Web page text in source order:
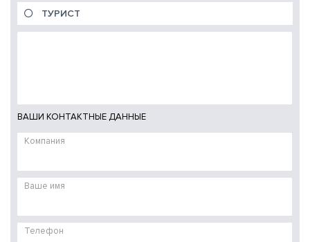
ТУРИСТ
ВАШИ КОНТАКТНЫЕ ДАННЫЕ
Компания
Ваше имя
Телефон